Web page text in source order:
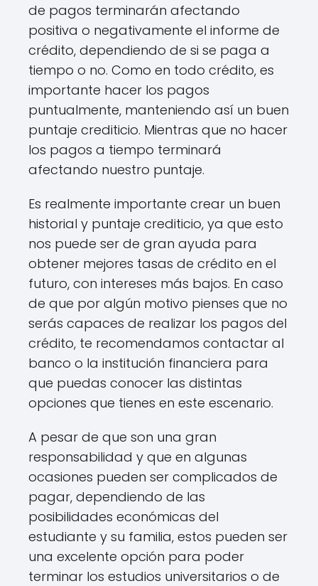
de pagos terminarán afectando
positiva o negativamente el informe de
crédito, dependiendo de si se paga a
tiempo o no. Como en todo crédito, es
importante hacer los pagos
puntualmente, manteniendo así un buen
puntaje crediticio. Mientras que no hacer
los pagos a tiempo terminará
afectando nuestro puntaje.
Es realmente importante crear un buen
historial y puntaje crediticio, ya que esto
nos puede ser de gran ayuda para
obtener mejores tasas de crédito en el
futuro, con intereses más bajos. En caso
de que por algún motivo pienses que no
serás capaces de realizar los pagos del
crédito, te recomendamos contactar al
banco o la institución financiera para
que puedas conocer las distintas
opciones que tienes en este escenario.
A pesar de que son una gran
responsabilidad y que en algunas
ocasiones pueden ser complicados de
pagar, dependiendo de las
posibilidades económicas del
estudiante y su familia, estos pueden ser
una excelente opción para poder
terminar los estudios universitarios o de